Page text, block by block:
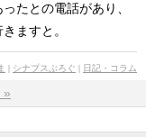
たとの電話があり、
ますと。
シナプスぶろぐ 日記・コラム
»